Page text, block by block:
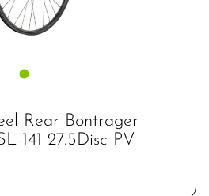
Rear Bontrager
141 27.5Disc PV